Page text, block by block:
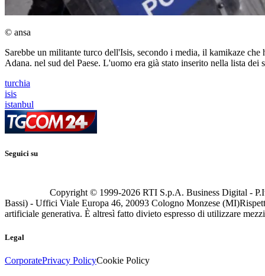
© ansa
Sarebbe un militante turco dell'Isis, secondo i media, il kamikaze
Adana. nel sud del Paese. L'uomo era già stato inserito nella lista
turchia
isis
istanbul
Seguici su
Copyright © 1999-2026 RTI S.p.A. Business Digital -
Bassi) - Uffici Viale Europa 46, 20093 Cologno Monzese (MI)
artificiale generativa. È altresì fatto divieto espresso di utilizzare
Legal
CorporatePrivacy PolicyCookie Policy